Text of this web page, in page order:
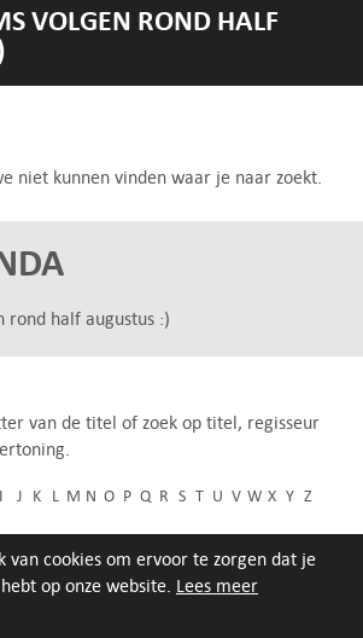
van cookies om ervoor te zorgen dat je
op onze website. Lees meer
VOLGEN ROND HALF
niet kunnen vinden waar je naar zoekt.
rond half augustus :)
van de titel of zoek op titel, regisseur
I J K L M N O P Q R S T U V W X Y Z